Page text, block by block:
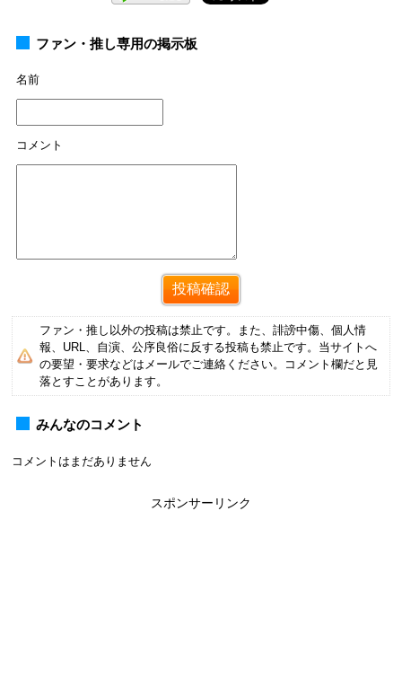
ファン・推し専用の掲示板
名前
コメント
ファン・推し以外の投稿は禁止です。また、誹謗中傷、個人情
報、URL、自演、公序良俗に反する投稿も禁止です。当サイトへ
の要望・要求などはメールでご連絡ください。コメント欄だと見
落とすことがあります。
みんなのコメント
コメントはまだありません
スポンサーリンク